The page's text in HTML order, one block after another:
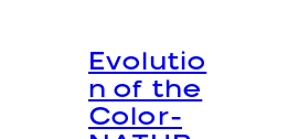
Evolutio
n of the
Color-